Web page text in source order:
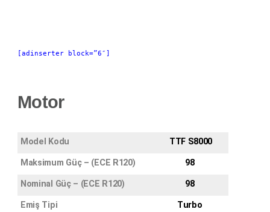
[adinserter block=”6″]
Motor
Model Kodu TTF S8000
Maksimum Güç – (ECE R120) 98
Nominal Güç – (ECE R120) 98
Emiş Tipi
Turbo